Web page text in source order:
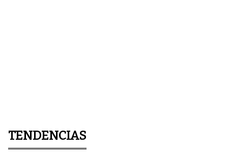
TENDENCIAS